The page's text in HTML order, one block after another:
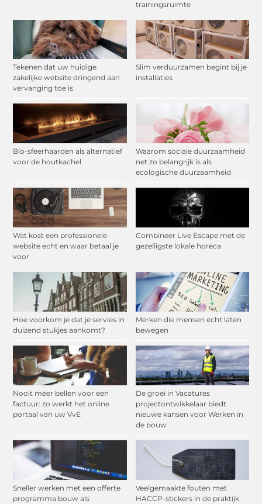
trainingsruimte
Tekenen dat uw huidige
zakelijke website dringend aan
vervanging toe is
Slim verduurzamen begint bij je
installaties
Bio-sfeerhaarden als alternatief
voor de houtkachel
Waarom sociale duurzaamheid
net zo belangrijk is als
ecologische duurzaamheid
Wat kost een professionele
website echt en waar betaal je
voor
Combineer Live Escape met de
gezelligste lokale horeca
Hoe voorkom je dat je servies in
duizend stukjes aankomt?
Merken die mensen echt laten
bewegen
Nooit meer bellen voor een
factuur: zo werkt het online
portaal van uw VvE
De groei in Vacatures
projectontwikkelaar biedt
nieuwe kansen voor Werken in
de bouw
Sneller werken met een offerte
programma bouw als
Veelgemaakte fouten met
HACCP-stickers in de praktijk